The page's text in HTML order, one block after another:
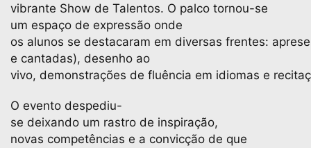
vibrante Show de Talentos. O palco tornou-se
um espaço de expressão onde
os alunos se destacaram em diversas frentes:
e cantadas), desenho ao
vivo, demonstrações de fluência em idiomas e
O evento despediu-
se deixando um rastro de inspiração,
novas competências e a convicção de que